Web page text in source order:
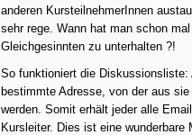
anderen KursteilnehmerInnen
sehr rege. Wann hat man schon
Gleichgesinnten zu unterhalten ?!
So funktioniert die
bestimmte Adresse, von der aus
werden. Somit erhält jeder alle
Kursleiter. Dies ist eine